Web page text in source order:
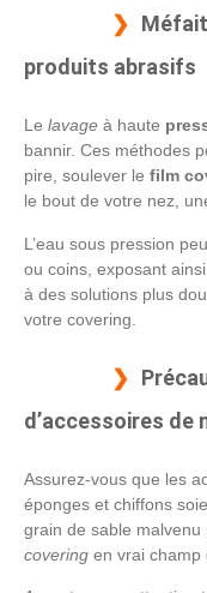
produits abrasifs
Le lavage à haute
bannir. Ces méthodes
pire, soulever le film
le bout de votre nez,
L’eau sous pression
ou coins, exposant
à des solutions plus
votre covering.
d’accessoires de
Assurez-vous que les
éponges et chiffons
grain de sable
covering en vrai champ